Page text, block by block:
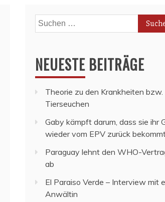
Suchen
nach:
NEUESTE BEITRÄGE
Theorie zu den Krankheiten bzw.
Tierseuchen
Gaby kämpft darum, dass sie ihr
wieder vom EPV zurück
Paraguay lehnt den WHO-
ab
El Paraiso Verde – Interview mit
Anwältin